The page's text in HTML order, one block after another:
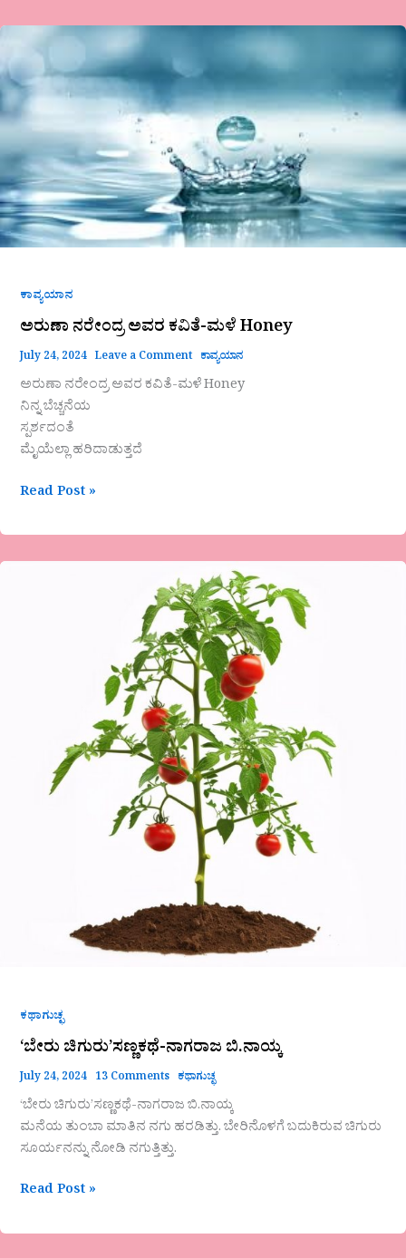
ಕಾವ್ಯಯಾನ
ಅರುಣಾ ನರೇಂದ್ರ ಅವರ ಕವಿತೆ-ಮಳೆ Honey
July 24, 2024 Leave a Comment ಕಾವ್ಯಯಾನ
ಅರುಣಾ ನರೇಂದ್ರ ಅವರ ಕವಿತೆ-ಮಳೆ Honey
ನಿನ್ನ ಬೆಚ್ಚನೆಯ
ಸ್ಪರ್ಶದಂತೆ
ಮೈಯೆಲ್ಲಾ ಹರಿದಾಡುತ್ತದೆ
ನರೇಂದ್ರ
ಅವರ
ಕವಿತೆ-
ಮಳೆ
Honey
Read Post »
ಕಥಾಗುಚ್ಛ
‘ಬೇರು ಚಿಗುರು’ಸಣ್ಣಕಥೆ-ನಾಗರಾಜ ಬಿ.ನಾಯ್ಕ
July 24, 2024 13 Comments ಕಥಾಗುಚ್ಛ
‘ಬೇರು ಚಿಗುರು’ಸಣ್ಣಕಥೆ-ನಾಗರಾಜ ಬಿ.ನಾಯ್ಕ
ಮನೆಯ ತುಂಬಾ ಮಾತಿನ ನಗು ಹರಡಿತ್ತು. ಬೇರಿನೊಳಗೆ ಬದುಕಿರುವ ಚಿಗುರು
ಸೂರ್ಯನನ್ನು ನೋಡಿ ನಗುತ್ತಿತ್ತು.
Read Post »